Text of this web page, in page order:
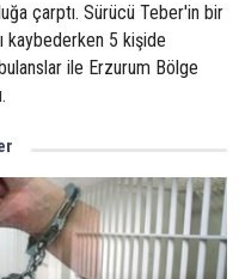
çarptı. Sürücü Teber'in bir
kaybederken 5 kişide
ile Erzurum Bölge